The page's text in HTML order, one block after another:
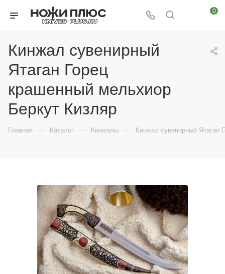
0
Кинжал сувенирный
Ятаган Горец
крашенный мельхиор
Беркут Кизляр
Главная — Каталог — Кинжалы — Кинжал сувенирный Ятаган